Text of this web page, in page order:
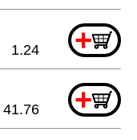
+
1.24
+
41.76